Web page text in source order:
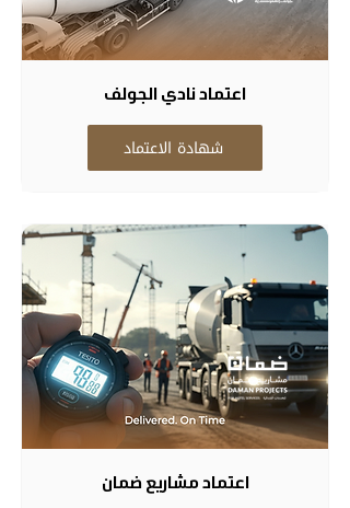
اعتماد نادي الجولف
شهادة الاعتماد
اعتماد مشاريع ضمان